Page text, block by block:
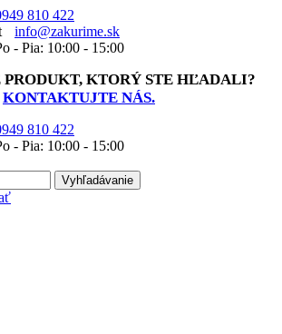
810 422
info@zakurime.sk
- Pia: 10:00 - 15:00
PRODUKT, KTORÝ STE HĽADALI?
KONTAKTUJTE NÁS.
810 422
- Pia: 10:00 - 15:00
Vyhľadávanie